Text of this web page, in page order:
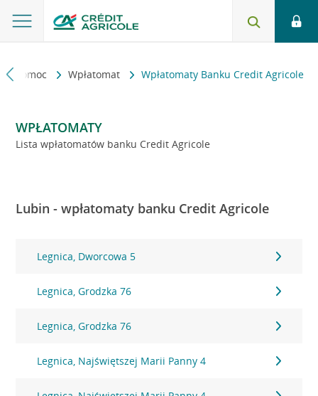
i pomoc Wpłatomat Wpłatomaty Banku Credit Agricole
WPŁATOMATY
Lista wpłatomatów banku Credit Agricole
Lubin - wpłatomaty banku Credit Agricole
Legnica, Dworcowa 5
Legnica, Grodzka 76
Legnica, Grodzka 76
Legnica, Najświętszej Marii Panny 4